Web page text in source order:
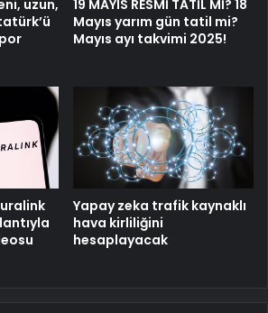
uzun,
19 MAYIS RESMİ TATİL Mİ? 18
Mayıs yarım gün tatil mi?
Mayıs ayı takvimi 2025!
Yapay zeka trafik kaynaklı
hava kirliliğini
hesaplayacak